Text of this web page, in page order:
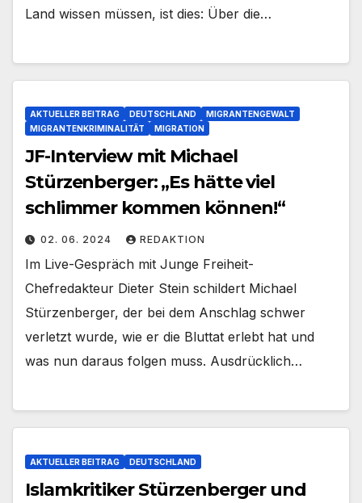
Land wissen müssen, ist dies: Über die…
AKTUELLER BEITRAG DEUTSCHLAND
MIGRANTENGEWALT
MIGRANTENKRIMINALITÄT
MIGRATION
JF-Interview mit Michael
Stürzenberger: „Es hätte viel
schlimmer kommen können!“
02. 06. 2024 REDAKTION
Im Live-Gespräch mit Junge Freiheit-
Chefredakteur Dieter Stein schildert Michael
Stürzenberger, der bei dem Anschlag schwer
verletzt wurde, wie er die Bluttat erlebt hat und
was nun daraus folgen muss. Ausdrücklich…
AKTUELLER BEITRAG DEUTSCHLAND
Islamkritiker Stürzenberger und